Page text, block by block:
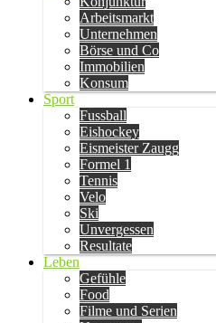
Arbeitsmarkt
Unternehmen
Börse und Co
Immobilien
Konsum
Sport
Fussball
Eishockey
Eismeister Zaugg
Formel 1
Tennis
Velo
Ski
Unvergessen
Resultate
Leben
Gefühle
Food
Filme und Serien